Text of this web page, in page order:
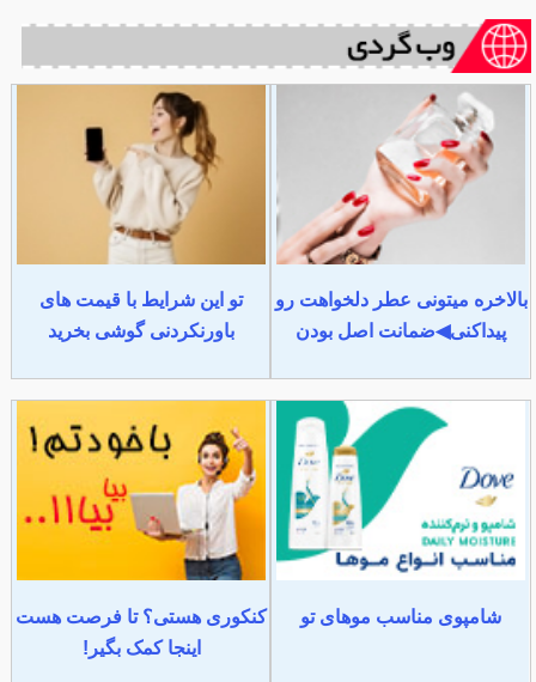
بالاخره میتونی عطر دلخواهت رو
پیداکنی◀ضمانت اصل بودن
تو این شرایط با قیمت های
باورنکردنی گوشی بخرید
شامپوی مناسب موهای تو
کنکوری هستی؟ تا فرصت هست
اینجا کمک بگیر!